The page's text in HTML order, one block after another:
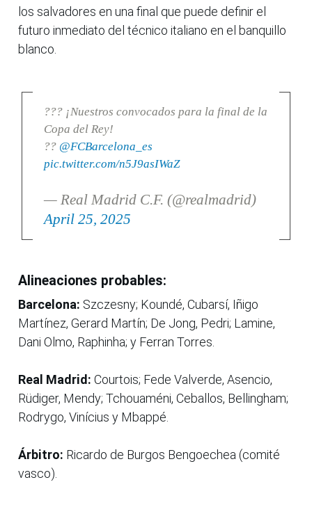
los salvadores en una final que puede definir el
futuro inmediato del técnico italiano en el banquillo
blanco.
??? ¡Nuestros convocados para la final de la
Copa del Rey!
?? @FCBarcelona_es
pic.twitter.com/n5J9asIWaZ
— Real Madrid C.F. (@realmadrid)
April 25, 2025
Alineaciones probables:
Barcelona: Szczesny; Koundé, Cubarsí, Iñigo
Martínez, Gerard Martín; De Jong, Pedri; Lamine,
Dani Olmo, Raphinha; y Ferran Torres.
Real Madrid: Courtois; Fede Valverde, Asencio,
Rüdiger, Mendy; Tchouaméni, Ceballos, Bellingham;
Rodrygo, Vinícius y Mbappé.
Árbitro: Ricardo de Burgos Bengoechea (comité
vasco).